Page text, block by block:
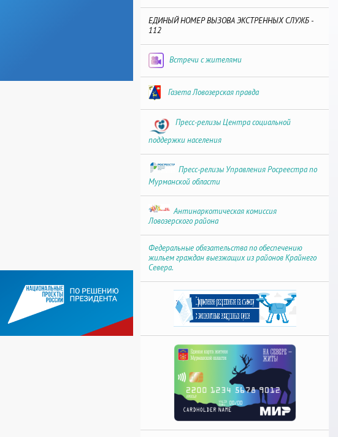
ЕДИНЫЙ НОМЕР ВЫЗОВА ЭКСТРЕННЫХ СЛУЖБ -
112
Встречи с жителями
Газета Ловозерская правда
Пресс-релизы Центра социальной
поддержки населения
Пресс-релизы Управления Росреестра по
Мурманской области
Антинаркотическая комиссия
Ловозерского района
Федеральные обязательства по обеспечению
жильем граждан выезжащих из районов Крайнего
Севера.